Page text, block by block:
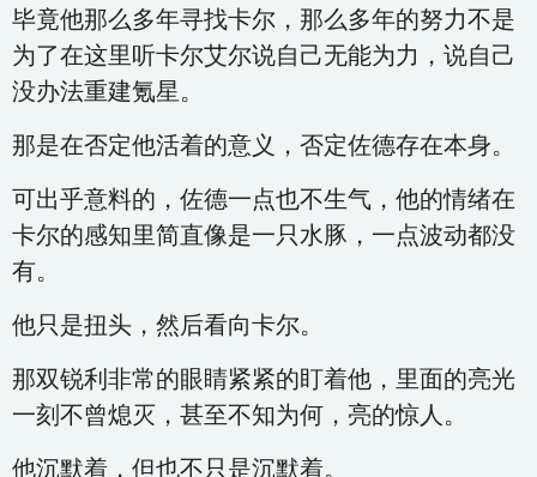
毕竟他那么多年寻找卡尔，那么多年的努力不是
为了在这里听卡尔艾尔说自己无能为力，说自己
没办法重建氪星。
那是在否定他活着的意义，否定佐德存在本身。
可出乎意料的，佐德一点也不生气，他的情绪在
卡尔的感知里简直像是一只水豚，一点波动都没
有。
他只是扭头，然后看向卡尔。
那双锐利非常的眼睛紧紧的盯着他，里面的亮光
一刻不曾熄灭，甚至不知为何，亮的惊人。
他沉默着，但也不只是沉默着。